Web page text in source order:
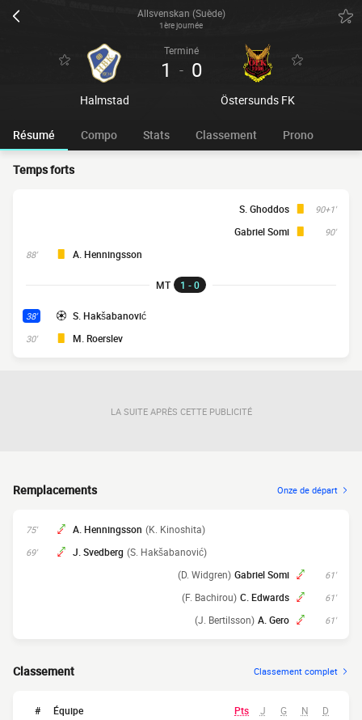
Allsvenskan (Suède)
1ère journée
Halmstad
Terminé
1 - 0
Östersunds FK
Résumé Compo Stats Classement Prono
Temps forts
90+1'
S. Ghoddos
90'
Gabriel Somi
88' A. Henningsson
MT 1 - 0
38' S. Hakšabanović
30' M. Roerslev
LA SUITE APRÈS CETTE PUBLICITÉ
Remplacements Onze de départ
75' A. Henningsson (K. Kinoshita)
69' J. Svedberg (S. Hakšabanović)
61'
Gabriel Somi
(D. Widgren)
61'
C. Edwards
(F. Bachirou)
61'
A. Gero
(J. Bertilsson)
Classement Classement complet
# Équipe Pts J G N D